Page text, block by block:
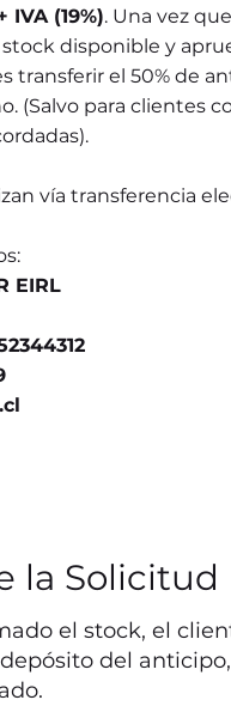
IVA (19%). Una vez
disponible y
transferir el 50% de
(Salvo para clientes
vía transferencia
EIRL
la Solicitud
el stock, el
del